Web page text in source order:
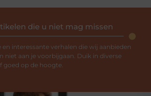
die u niet mag missen
interessante verhalen die wij aanbieden
niet aan je voorbijgaan. Duik in diverse
goed op de hoogte.